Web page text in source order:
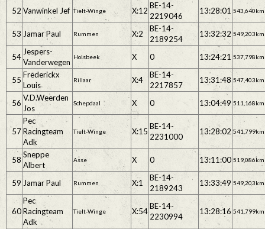
52 Vanwinkel Jef Tielt-Winge X:12
BE-14-
2219046
13:28:01 543,640km
53 Jamar Paul Rummen X:2
BE-14-
2189254
13:32:32 549,203km
54
Jespers-
Vanderwegen
Holsbeek X 0 13:24:21 537,798km
55
Frederickx
Louis
Rillaar X:4
BE-14-
2217857
13:31:48 547,403km
56
V.D.Weerden
Jos
Schepdaal X 0 13:04:49 511,168km
57
Pec
Racingteam
Adk
Tielt-Winge X:15
BE-14-
2231000
13:28:02 541,799km
58
Sneppe
Albert
Asse X 0 13:11:00 519,086km
59 Jamar Paul Rummen X:1
BE-14-
2189243
13:33:49 549,203km
60
Pec
Racingteam
Adk
Tielt-Winge X:54
BE-14-
2230994
13:28:16 541,799km